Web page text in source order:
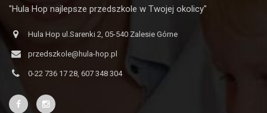
"Hula Hop najlepsze przedszkole w Twojej okolicy"
Hula Hop ul.Sarenki 2, 05-540 Zalesie Górne
przedszkole@hula-hop.pl
0-22 736 17 28, 607 348 304